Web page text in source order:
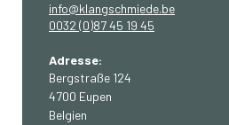
info@klangschmiede.be
0032 (0)87 45 19 45
Adresse:
Bergstraße 124
4700 Eupen
Belgien